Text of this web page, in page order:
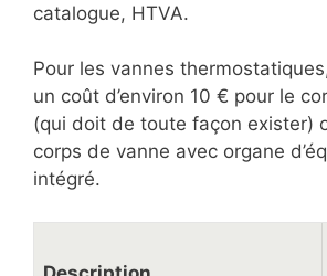
catalogue, HTVA.
Pour les vannes
un coût d’environ 10 € pour le
(qui doit de toute façon exister)
corps de vanne avec organe
intégré.